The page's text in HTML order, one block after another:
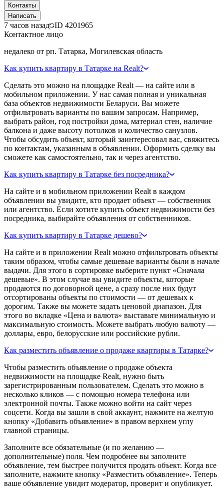
Контакты
Написать
7 часов назад ID 4201965
Контактное лицо
недалеко от рп. Татарка, Могилевская область
Как купить квартиру в Татарке на Realt?
Сделать это можно на площадке Realt — на сайте или в
мобильном приложении. У нас самая полная и уникальная
база объектов недвижимости Беларуси. Вы можете
отфильтровать варианты по вашим запросам. Например,
выбрать район, год постройки дома, материал стен, наличие
балкона и даже высоту потолков и количество санузлов.
Чтобы обсудить объект, который заинтересовал вас, свяжитесь
по контактам, указанным в объявлении. Оформить сделку вы
сможете как самостоятельно, так и через агентство.
Как купить квартиру в Татарке без посредника?
На сайте и в мобильном приложении Realt в каждом
объявлении вы увидите, кто продает объект — собственник
или агентство. Если хотите купить объект недвижимости без
посредника, выбирайте объявления от собственников.
Как купить квартиру в Татарке дешево?
На сайте и в приложении Realt можно отфильтровать объекты
таким образом, чтобы самые дешевые варианты были в начале
выдачи. Для этого в сортировке выберите пункт «Сначала
дешевые». В этом случае вы увидите объекты, которые
продаются по договорной цене, а сразу после них будут
отсортированы объекты по стоимости — от дешевых к
дорогим. Также вы можете задать ценовой диапазон. Для
этого во вкладке «Цена и валюта» выставьте минимальную и
максимальную стоимость. Можете выбрать любую валюту —
доллары, евро, белорусские или российские рубли.
Как разместить объявление о продаже квартиры в Татарке?
Чтобы разместить объявление о продаже объекта
недвижимости на площадке Realt, нужно быть
зарегистрированным пользователем. Сделать это можно в
несколько кликов — с помощью номера телефона или
электронной почты. Также можно войти на сайт через
соцсети. Когда вы зашли в свой аккаунт, нажмите на желтую
кнопку «Добавить объявление» в правом верхнем углу
главной страницы.
Заполните все обязательные (и по желанию —
дополнительные) поля. Чем подробнее вы заполните
объявление, тем быстрее получится продать объект. Когда все
заполните, нажмите кнопку «Разместить объявление». Теперь
ваше объявление увидит модератор, проверит и опубликует.